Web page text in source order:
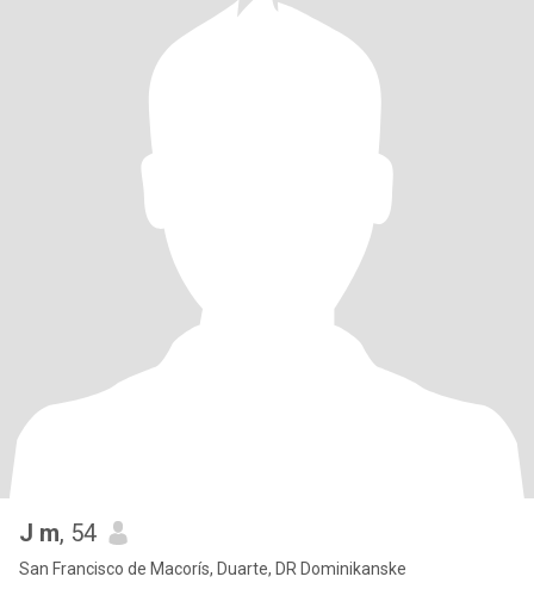
J m, 54
San Francisco de Macorís, Duarte, DR Dominikanske